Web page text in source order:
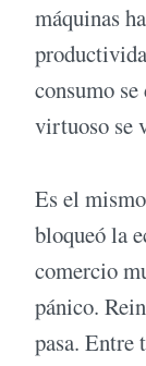
máquinas
consumo
virtuoso se
Es el
bloqueó la
comercio
pánico.
pasa. Entre